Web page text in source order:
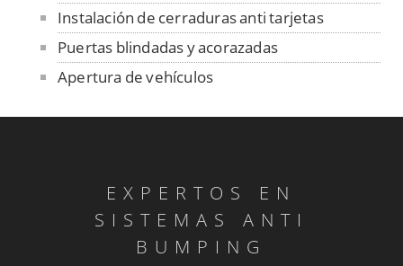
Instalación de cerraduras anti tarjetas
Puertas blindadas y acorazadas
Apertura de vehículos
Rejas en sus ventanas
Extraemos llaves
Instalamos cerraduras antipánico
EXPERTOS EN
SISTEMAS ANTI
BUMPING